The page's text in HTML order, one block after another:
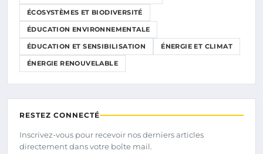
ÉCOSYSTÈMES ET BIODIVERSITÉ
ÉDUCATION ENVIRONNEMENTALE
ÉDUCATION ET SENSIBILISATION ÉNERGIE ET CLIMAT
ÉNERGIE RENOUVELABLE
RESTEZ CONNECTÉ
Inscrivez-vous pour recevoir nos derniers articles
directement dans votre boîte mail.